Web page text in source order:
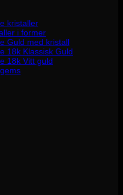
kristaller
i former
Guld med kristall
18k Klassisk Guld
18k Vitt guld